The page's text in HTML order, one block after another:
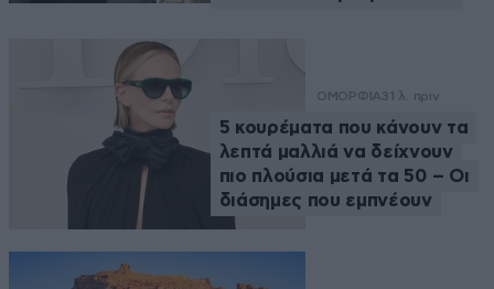
ΟΜΟΡΦΙΑ31 λ. πριν
5 κουρέματα που κάνουν τα
λεπτά μαλλιά να δείχνουν
πιο πλούσια μετά τα 50 – Οι
διάσημες που εμπνέουν